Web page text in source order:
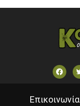
Επικοινωνία